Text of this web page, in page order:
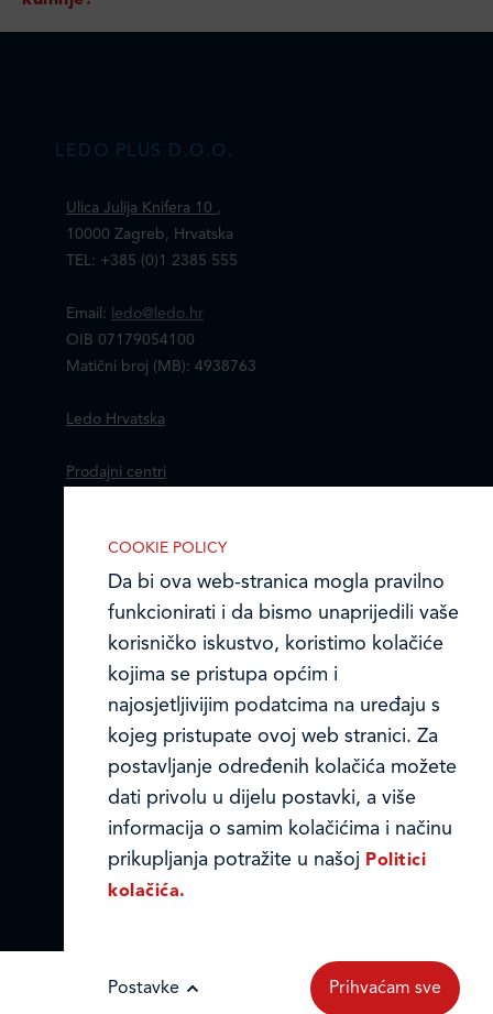
LEDO PLUS D.O.O.
Ulica Julija Knifera 10 ,
10000 Zagreb, Hrvatska
TEL: +385 (0)1 2385 555
Email:
ledo@ledo.hr
OIB 07179054100
Matični broj (MB): 4938763
Ledo Hrvatska
Prodajni centri
Online formular
Obavijest o Privatnosti i Kolačići
Privacy notice and Cookies
© LEDO plus d.o.o. 2026.
COOKIE POLICY
Da bi ova web-stranica mogla pravilno
funkcionirati i da bismo unaprijedili vaše
korisničko iskustvo, koristimo kolačiće
kojima se pristupa općim i
najosjetljivijim podatcima na uređaju s
kojeg pristupate ovoj web stranici. Za
postavljanje određenih kolačića možete
dati privolu u dijelu postavki, a više
informacija o samim kolačićima i načinu
prikupljanja potražite u našoj Politici
kolačića.
IZABERITE KOLAČIĆE NA STRANICI
Omogućite ili onemogućite web-
stranici upotrebu funkcionalnih i/ili
reklamnih kolačića opisanih u nastavku:
Nužni (tehnički) kolačići
stranica ne može pravilno funkcionirati,
a isključiti ih možete mijenjanjem
Postavke Prihvaćam sve